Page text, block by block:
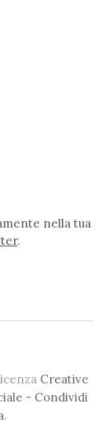
nella tua
.
Creative
- Condividi
.